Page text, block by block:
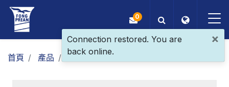
OEM/ODM
0
首頁 產品 一般螺絲
×
Connection restored. You are
back online.